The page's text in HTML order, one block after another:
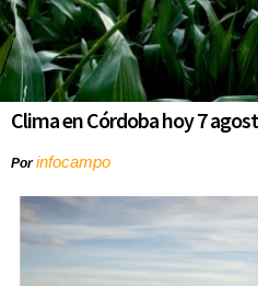
Clima en Córdoba hoy 7
Porinfocampo